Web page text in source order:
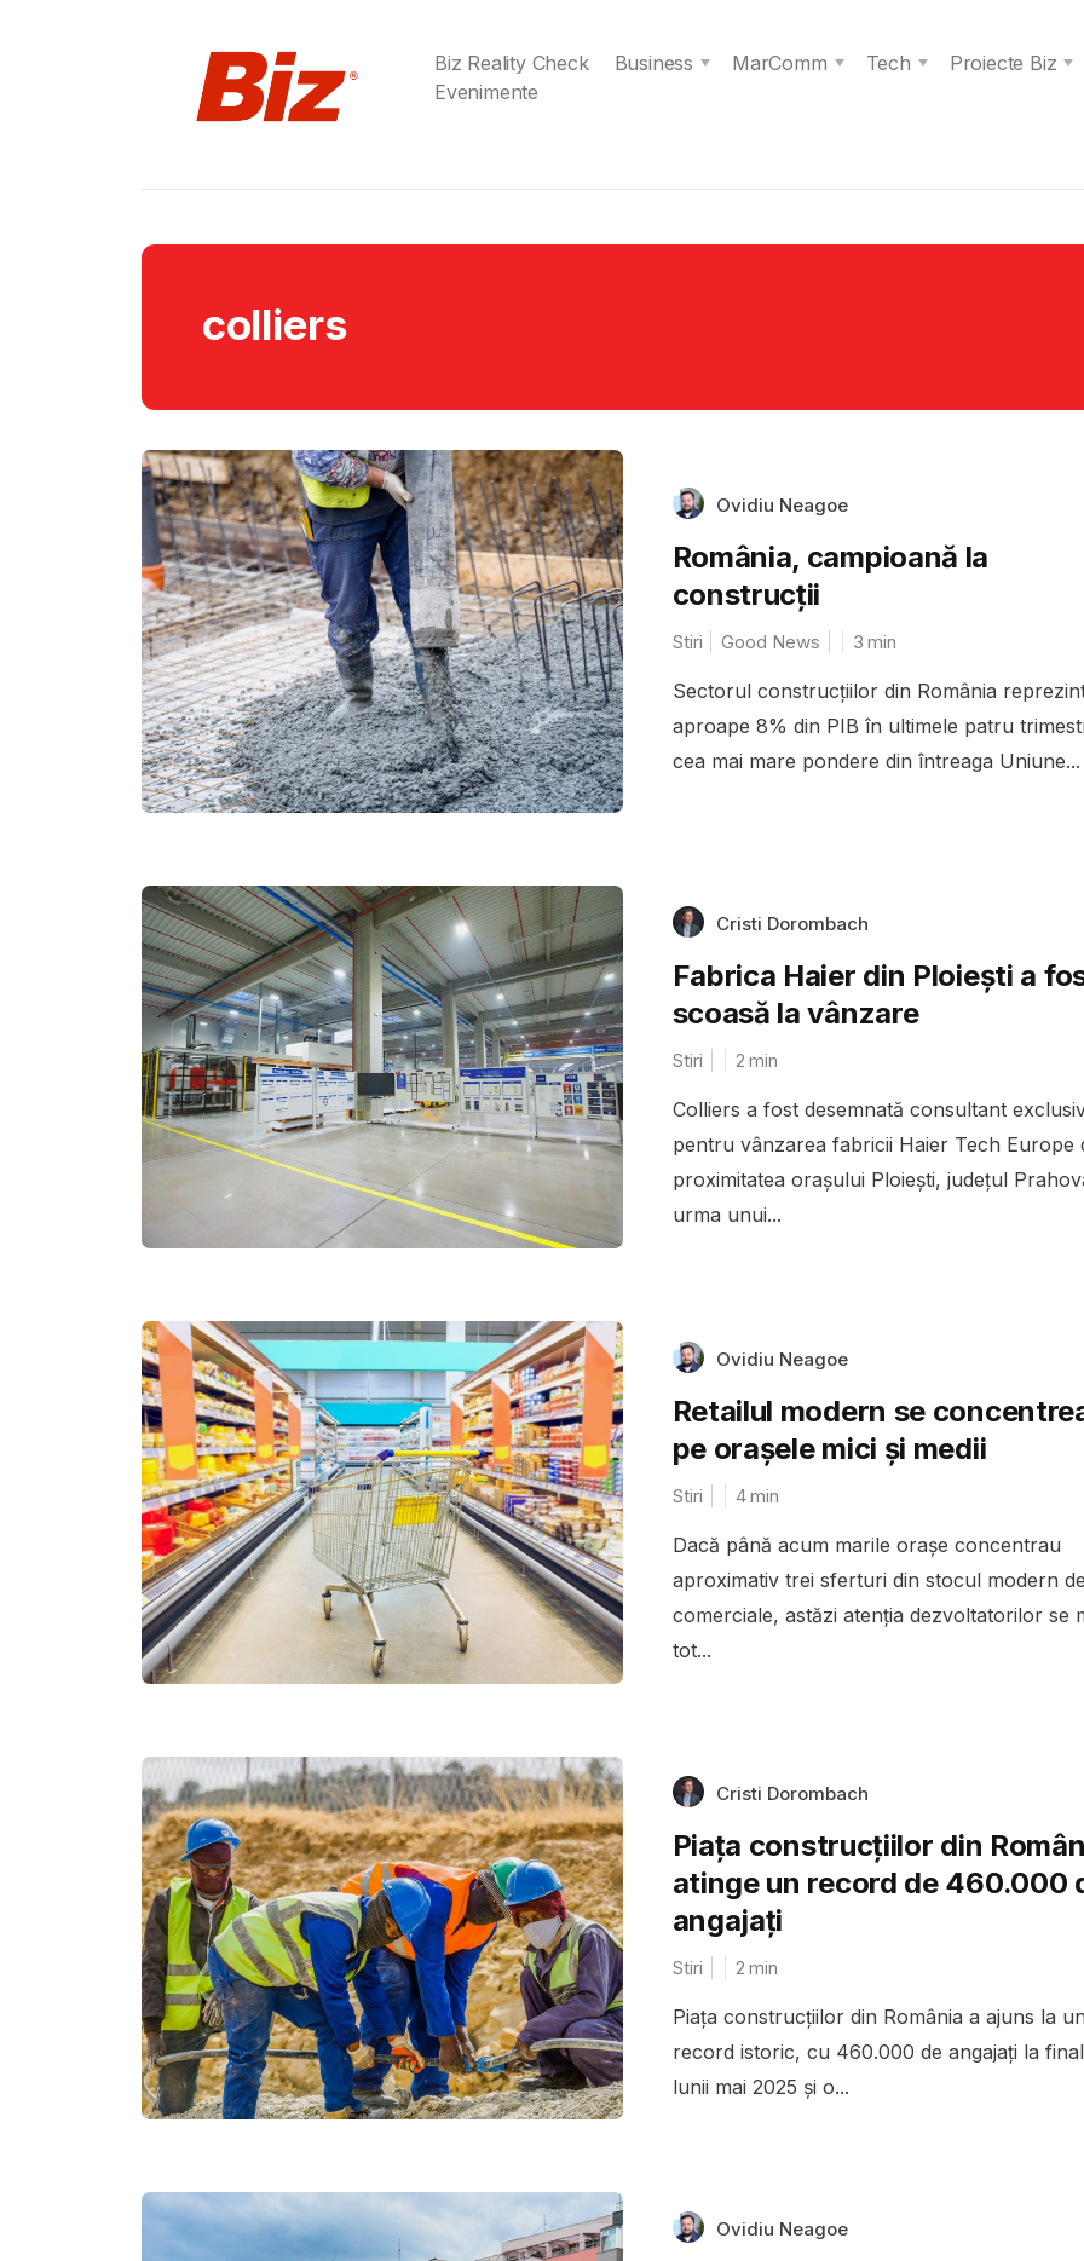
Biz Reality Check Business MarComm Tech
Proiecte Biz
Evenimente
colliers
Ovidiu Neagoe
România, campioană la
construcții
Stiri Good News 3 min
Sectorul construcțiilor din România
aproape 8% din PIB în ultimele patru
cea mai mare pondere din întreaga Uniune...
Cristi Dorombach
Fabrica Haier din Ploiești a
scoasă la vânzare
Stiri 2 min
Colliers a fost desemnată consultant
pentru vânzarea fabricii Haier Tech Europe
proximitatea orașului Ploiești, județul
urma unui...
Ovidiu Neagoe
Retailul modern se
pe orașele mici și medii
Stiri 4min
Dacă până acum marile orașe concentrau
aproximativ trei sferturi din stocul modern
comerciale, astăzi atenția dezvoltatorilor se
tot...
Cristi Dorombach
Piața construcțiilor din
atinge un record de 460.000
angajați
Stiri 2 min
Piața construcțiilor din România a ajuns la un
record istoric, cu 460.000 de angajați la
lunii mai 2025 și o...
Ovidiu Neagoe